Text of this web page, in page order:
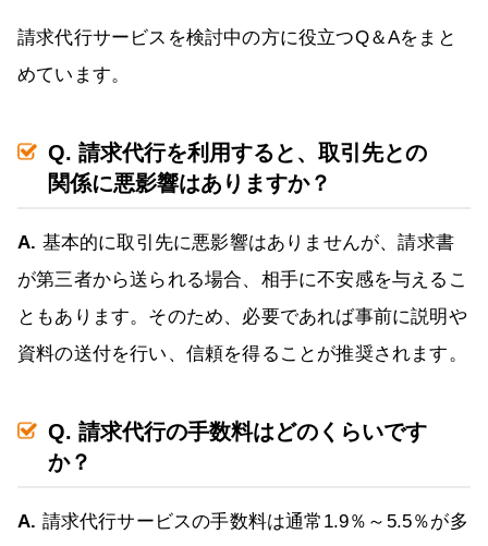
請求代行サービスを検討中の方に役立つQ＆Aをまと
めています。
Q. 請求代行を利用すると、取引先との
関係に悪影響はありますか？
A. 基本的に取引先に悪影響はありませんが、請求書
が第三者から送られる場合、相手に不安感を与えるこ
ともあります。そのため、必要であれば事前に説明や
資料の送付を行い、信頼を得ることが推奨されます。
Q. 請求代行の手数料はどのくらいです
か？
A. 請求代行サービスの手数料は通常1.9％～5.5％が多